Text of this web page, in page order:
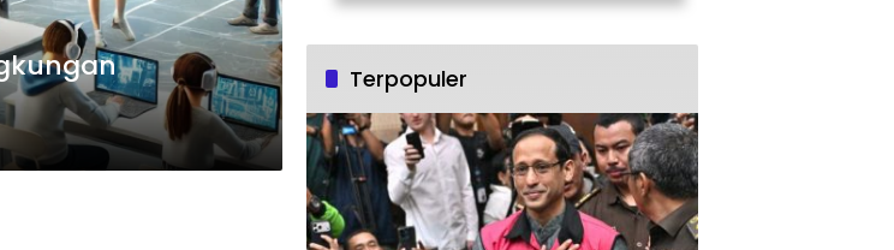
Terpopuler